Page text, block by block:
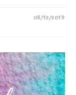
08/12/2019